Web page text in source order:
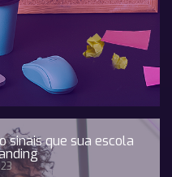
sinais que sua escola